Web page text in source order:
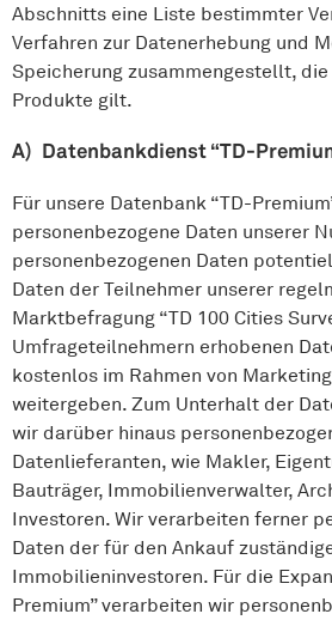
Abschnitts eine Liste bestimmter
Verfahren zur Datenerhebung und
Speicherung zusammengestellt,
Produkte gilt.
A) Datenbankdienst “TD-
Für unsere Datenbank “TD-
personenbezogene Daten unserer
personenbezogenen Daten
Daten der Teilnehmer unserer
Marktbefragung “TD 100 Cities
Umfrageteilnehmern erhobenen
kostenlos im Rahmen von
weitergeben. Zum Unterhalt der
wir darüber hinaus
Datenlieferanten, wie Makler,
Bauträger, Immobilienverwalter,
Investoren. Wir verarbeiten ferner
Daten der für den Ankauf
Immobilieninvestoren. Für die
Premium” verarbeiten wir